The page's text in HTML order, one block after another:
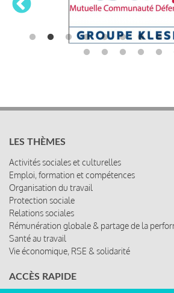
LES THÈMES
Activités sociales et culturelles
Emploi, formation et compétences
Organisation du travail
Protection sociale
Relations sociales
Rémunération globale & partage de la
Santé au travail
Vie économique, RSE & solidarité
ACCÈS RAPIDE